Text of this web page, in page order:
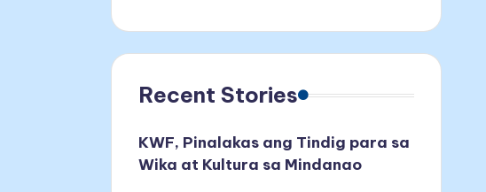
Recent Stories
KWF, Pinalakas ang Tindig para sa
Wika at Kultura sa Mindanao